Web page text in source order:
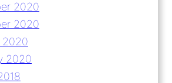
2020
2020
2020
2020